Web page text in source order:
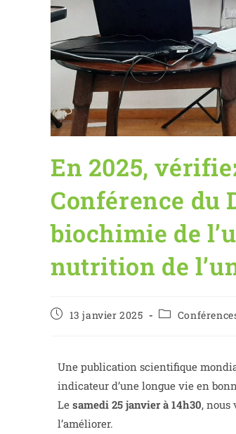
En 2025,
Conférence du
biochimie de
nutrition de
13 janvier 2025
Une publication scientifique
indicateur d’une longue vie en
Le samedi 25 janvier à 14h30, nous
l’améliorer.